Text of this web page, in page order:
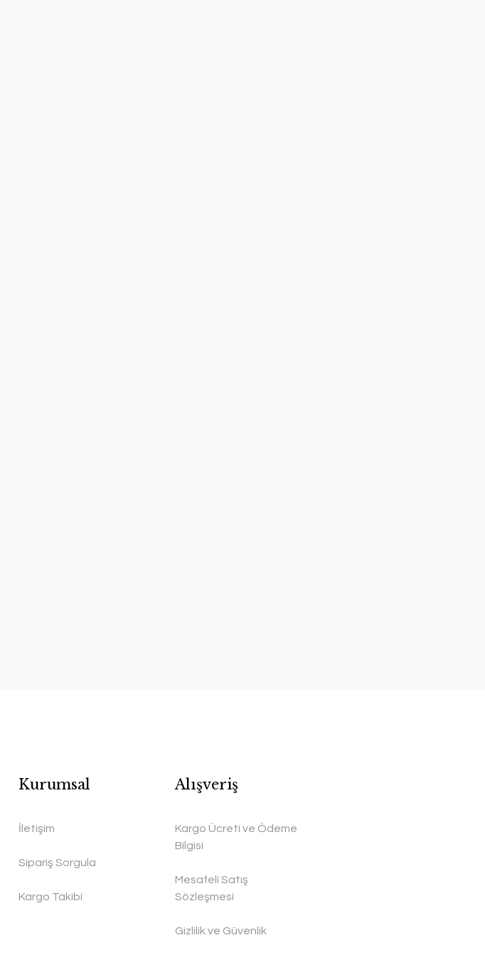
Kurumsal
İletişim
Sipariş Sorgula
Kargo Takibi
Alışveriş
Kargo Ücreti ve Ödeme
Bilgisi
Mesafeli Satış
Sözleşmesi
Gizlilik ve Güvenlik